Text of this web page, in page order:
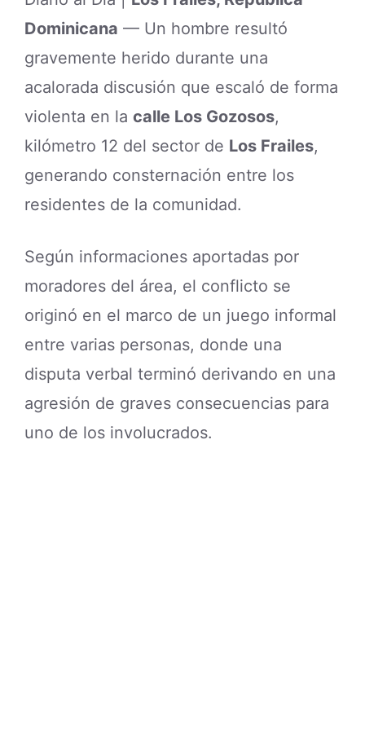
Dominicana — Un hombre resultó
gravemente herido durante una
acalorada discusión que escaló de forma
violenta en la calle Los Gozosos,
kilómetro 12 del sector de Los Frailes,
generando consternación entre los
residentes de la comunidad.
Según informaciones aportadas por
moradores del área, el conflicto se
originó en el marco de un juego informal
entre varias personas, donde una
disputa verbal terminó derivando en una
agresión de graves consecuencias para
uno de los involucrados.